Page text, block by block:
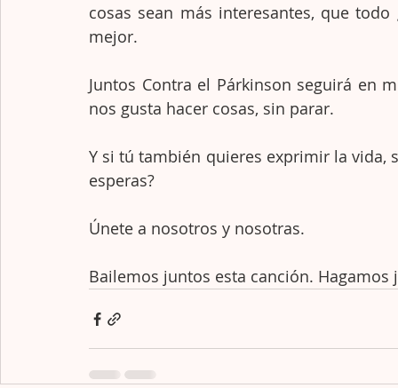
cosas sean más interesantes, que
mejor.
Juntos Contra el Párkinson seguirá en
nos gusta hacer cosas, sin parar.
Y si tú también quieres exprimir la vida,
esperas?
Únete a nosotros y nosotras.
Bailemos juntos esta canción.